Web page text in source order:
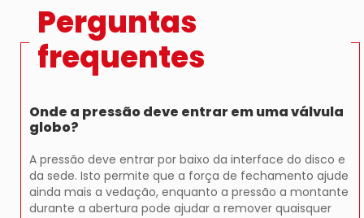
Perguntas
frequentes
Onde a pressão deve entrar em uma válvula
globo?
A pressão deve entrar por baixo da interface do disco e
da sede. Isto permite que a força de fechamento ajude
ainda mais a vedação, enquanto a pressão a montante
durante a abertura pode ajudar a remover quaisquer